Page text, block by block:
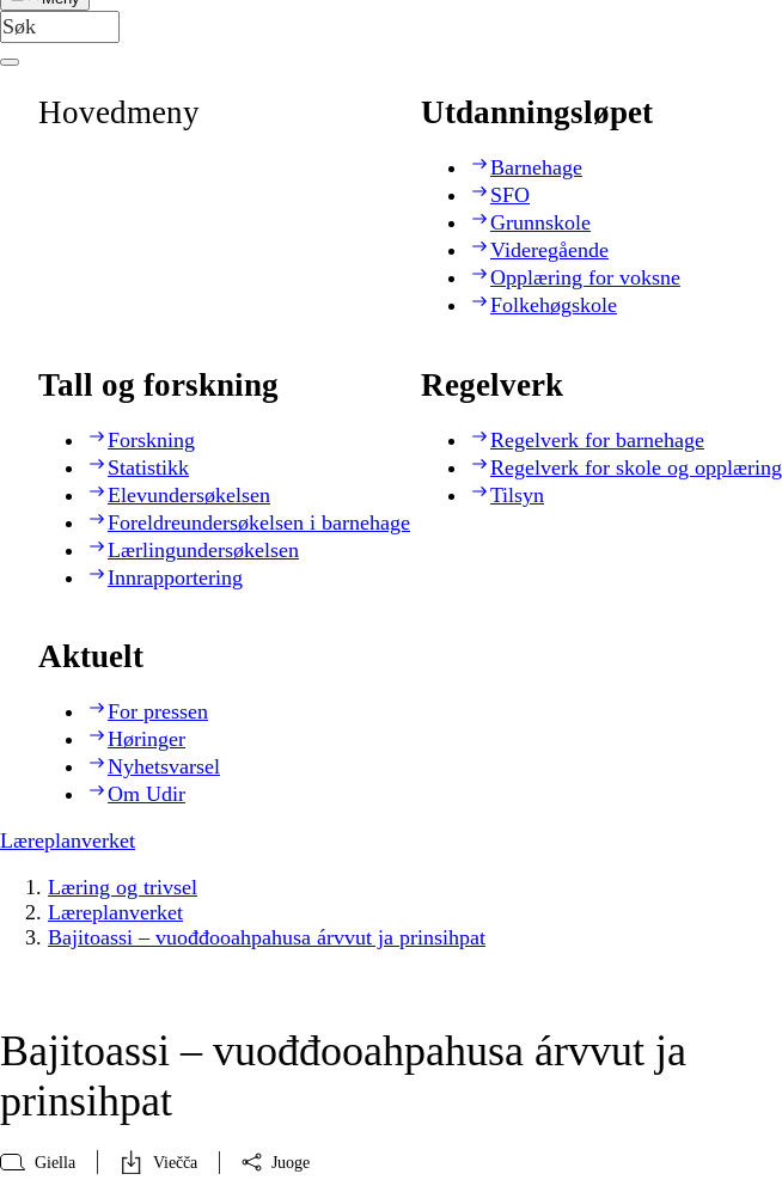
Hovedmeny Utdanningsløpet
Barnehage
SFO
Grunnskole
Videregående
Opplæring for voksne
Folkehøgskole
Tall og forskning
Forskning
Statistikk
Elevundersøkelsen
Foreldreundersøkelsen i barnehage
Lærlingundersøkelsen
Innrapportering
Regelverk
Regelverk for barnehage
Regelverk for skole og opplæring
Tilsyn
Aktuelt
For pressen
Høringer
Nyhetsvarsel
Om Udir
Læreplanverket
Læring og trivsel
Læreplanverket
Bajitoassi – vuođđooahpahusa árvvut ja prinsihpat
Bajitoassi – vuođđooahpahusa árvvut ja
prinsihpat
Giella Viečča Juoge